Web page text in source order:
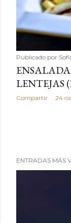
Publicado por
LENTEJAS
Compartir 24
ENTRADAS MÁS